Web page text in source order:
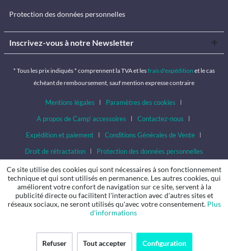
Protection des données personnelles
Inscrivez-vous à notre Newsletter
* Tous les prix indiqués * comprennent la TVA et lesfrais d'expédition et le cas
échéant de remboursement, sauf mention expresse contraire
Mentions légales
Paramètres des cookies
A propos de Camp’ accessoires
Contactez-nous
Expédition et paiement
Conditions Générales de Vente
Droit de rétractation
Protection des données personnelles
Ce site utilise des cookies qui sont nécessaires à son fonctionnement
technique et qui sont utilisés en permanence. Les autres cookies, qui
améliorent votre confort de navigation sur ce site, servent à la
publicité directe ou facilitent l'interaction avec d'autres sites et
réseaux sociaux, ne seront utilisés qu'avec votre consentement. Plus
d'informations
Refuser Tout accepter Configuration